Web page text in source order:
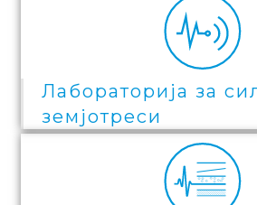
Лабораторија за
земјотреси